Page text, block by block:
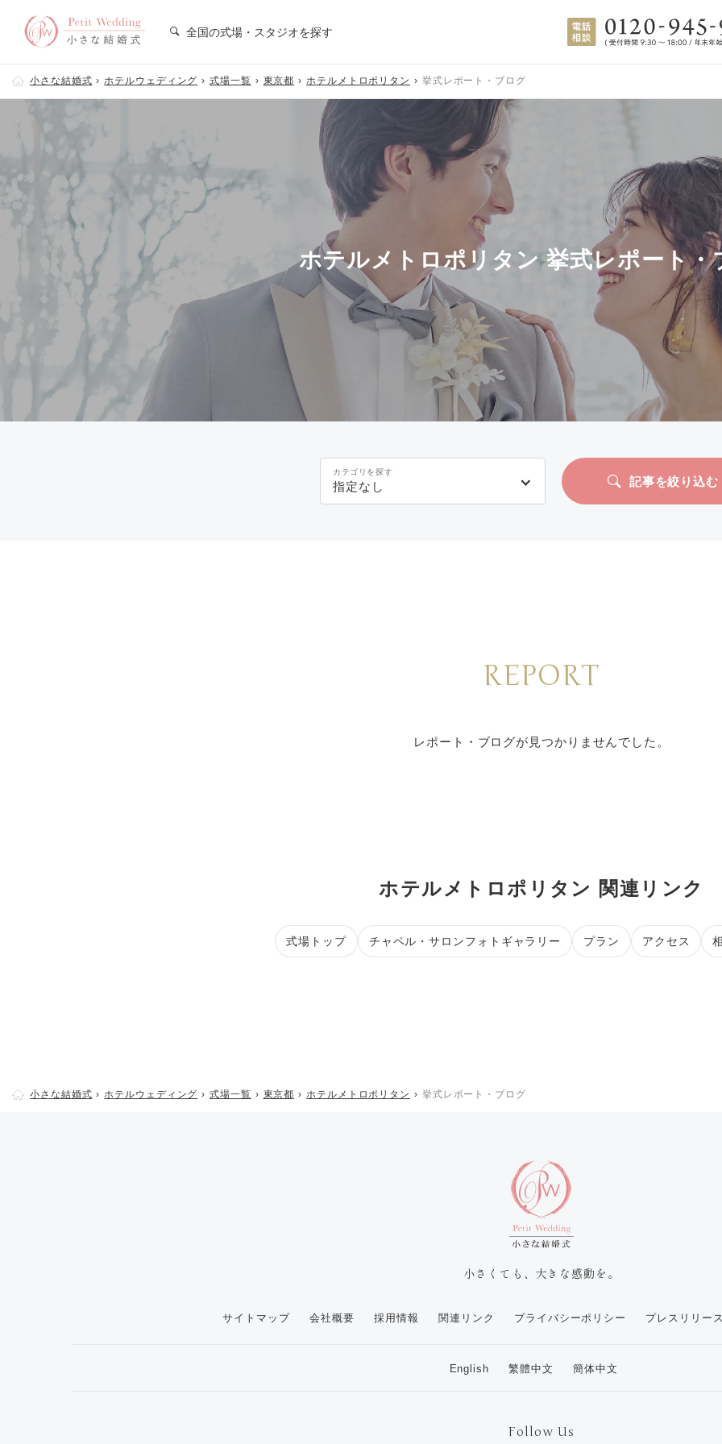
全国の式場・スタジオを探す
小さな結婚式 ホテルウェディング 式場一覧 東京都 ホテルメトロポリタン 挙式レポート・ブログ
ホテルメトロポリタン 挙式レポート・
カテゴリを探す
指定なし 記事を絞り込む
REPORT
レポート・ブログが見つかりませんでした。
ホテルメトロポリタン 関連リンク
式場トップ チャペル・サロンフォトギャラリー プラン アクセス
小さな結婚式 ホテルウェディング 式場一覧 東京都 ホテルメトロポリタン 挙式レポート・ブログ
小さくても、大きな感動を。
サイトマップ 会社概要 採用情報 関連リンク プライバシーポリシー プレスリリース
English 繁體中文 簡体中文
Follow Us